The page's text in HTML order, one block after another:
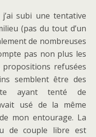
subi une tentative
(pas du tout d’un
de nombreuses
pas non plus les
refusées
semblent être des
ayant tenté de
usé de la même
mon entourage. La
de couple libre est